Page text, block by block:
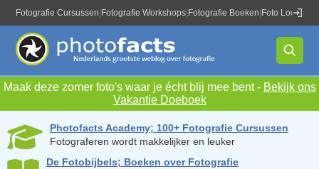
Fotografie Cursussen Fotografie Workshops Fotografie Boeken Foto Locaties
Maak deze zomer foto's waar je écht blij mee bent - Bekijk ons
Vakantie Doeboek
Photofacts Academy; 100+ Fotografie Cursussen
Fotograferen wordt makkelijker en leuker
De Fotobijbels; Boeken over Fotografie